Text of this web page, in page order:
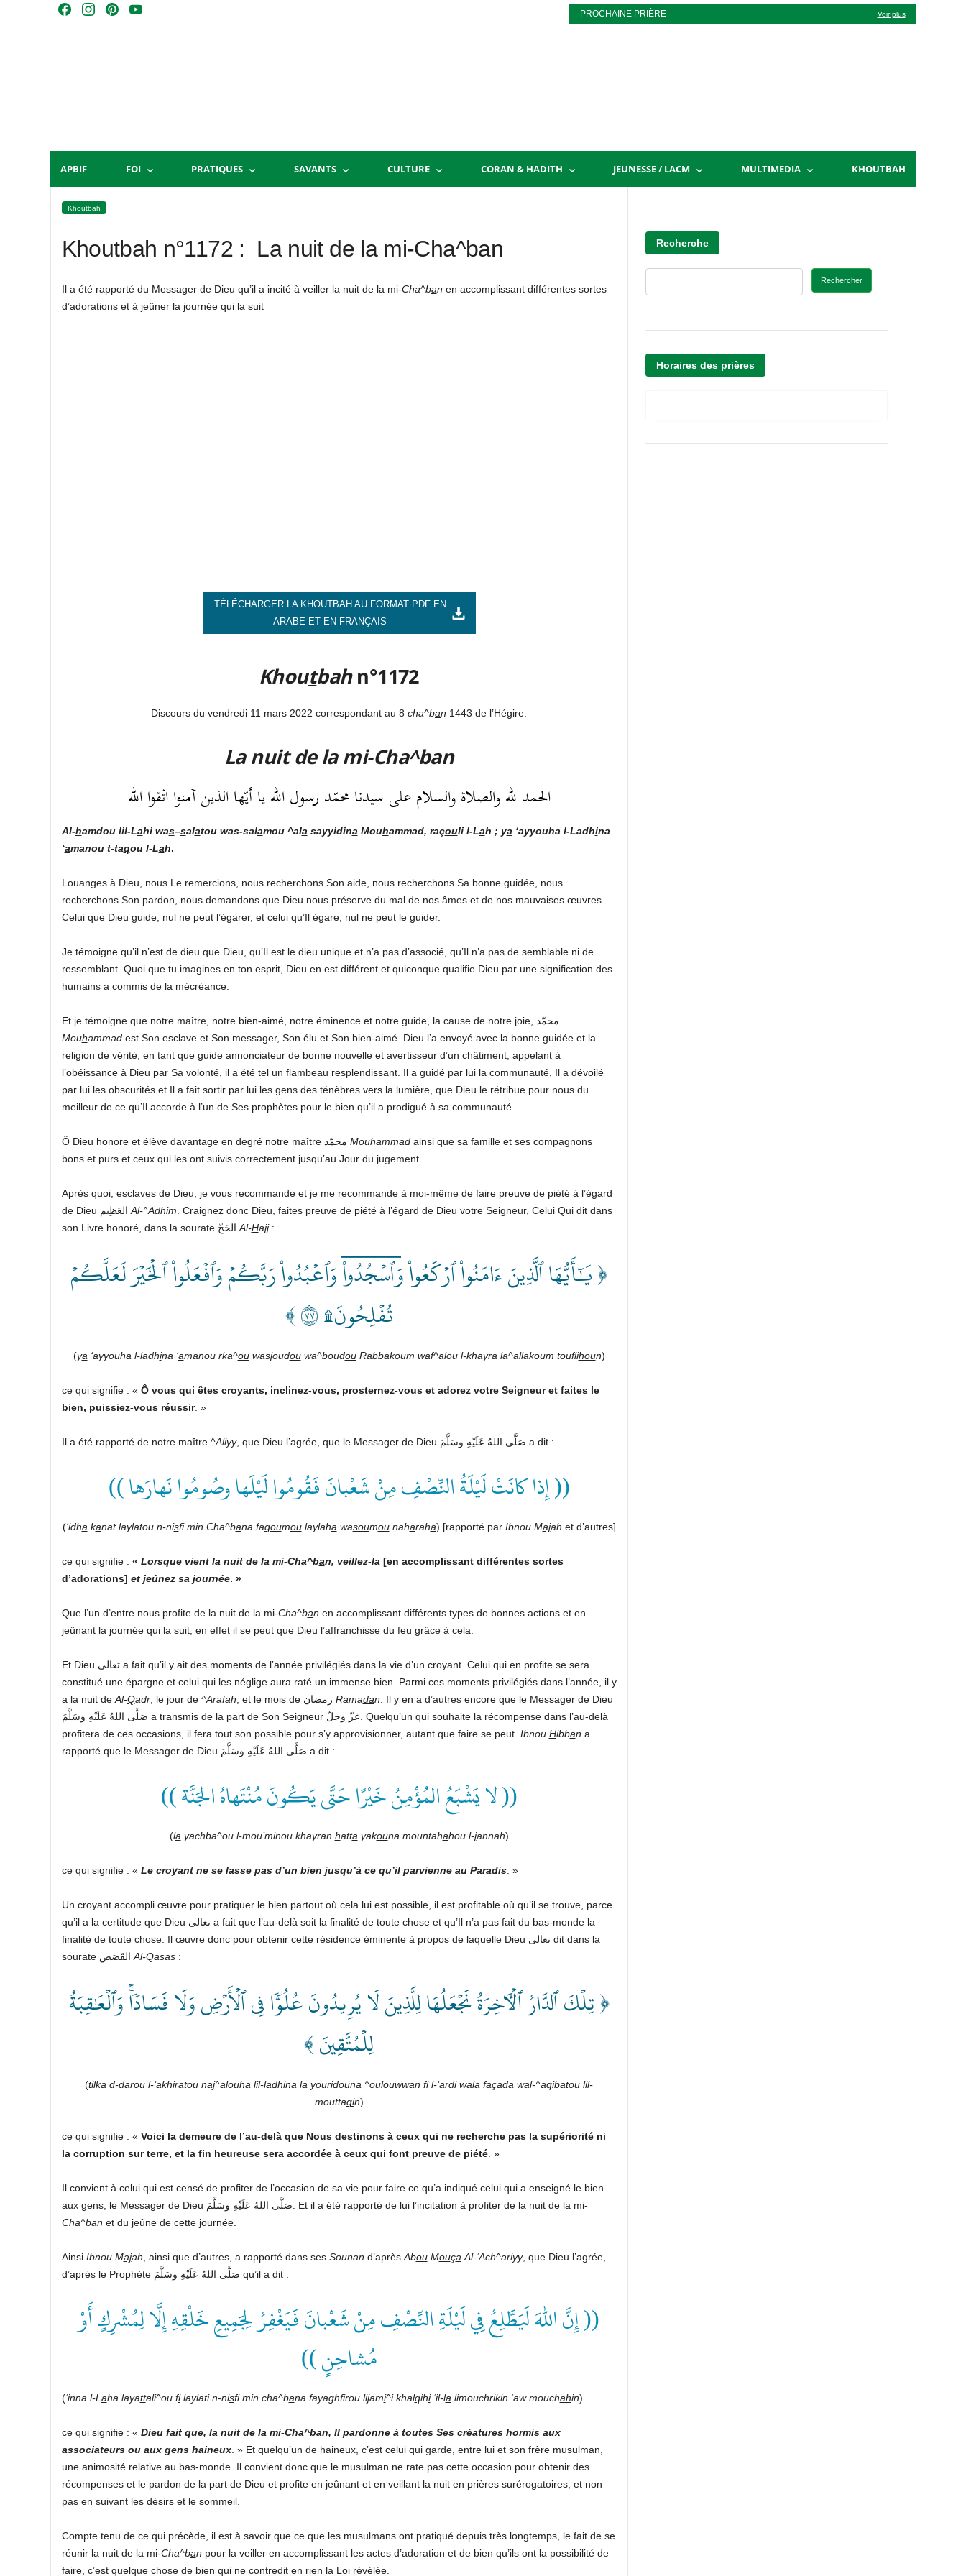
Skip
m
t
Y
PROCHAINE PRIÈRE Voir plus
APBIF FOI PRATIQUES SAVANTS CULTURE CORAN & HADITH JEUNESSE / LACM MULTIMEDIA KHOUTBAH
Khoutbah
Khoutbah n°1172 : La nuit de la mi-Cha^ban
Il a été rapporté du Messager de Dieu qu’il a incité à veiller la nuit de la mi-Cha^ban en accomplissant différentes sortes
d’adorations et à jeûner la journée qui la suit
TÉLÉCHARGER LA KHOUTBAH AU FORMAT PDF EN
ARABE ET EN FRANÇAIS
Khoutbahn°1172
Discours du vendredi 11 mars 2022 correspondant au 8 cha^ban 1443 de l’Hégire.
La nuit de la mi-Cha^ban
الحمد لله والصلاة والسلام على سيدنا محمّد رسول الله يا أيّها الذين آمنوا اتّقوا الله
Al-hamdou lil-Lahi was–salatou was-salamou ^ala sayyidina Mouhammad, raçouli l-Lah ; ya ‘ayyouha l-Ladhina
‘amanou t-taqou l-Lah.
Louanges à Dieu, nous Le remercions, nous recherchons Son aide, nous recherchons Sa bonne guidée, nous
recherchons Son pardon, nous demandons que Dieu nous préserve du mal de nos âmes et de nos mauvaises œuvres.
Celui que Dieu guide, nul ne peut l’égarer, et celui qu’Il égare, nul ne peut le guider.
Je témoigne qu’il n’est de dieu que Dieu, qu’Il est le dieu unique et n’a pas d’associé, qu’Il n’a pas de semblable ni de
ressemblant. Quoi que tu imagines en ton esprit, Dieu en est différent et quiconque qualifie Dieu par une signification des
humains a commis de la mécréance.
Et je témoigne que notre maître, notre bien-aimé, notre éminence et notre guide, la cause de notre joie, محمّد
Mouhammadest Son esclave et Son messager, Son élu et Son bien-aimé. Dieu l’a envoyé avec la bonne guidée et la
religion de vérité, en tant que guide annonciateur de bonne nouvelle et avertisseur d’un châtiment, appelant à
l’obéissance à Dieu par Sa volonté, il a été tel un flambeau resplendissant. Il a guidé par lui la communauté, Il a dévoilé
par lui les obscurités et Il a fait sortir par lui les gens des ténèbres vers la lumière, que Dieu le rétribue pour nous du
meilleur de ce qu’Il accorde à l’un de Ses prophètes pour le bien qu’il a prodigué à sa communauté.
Mouhammadainsi que sa famille et ses compagnons
bons et purs et ceux qui les ont suivis correctement jusqu’au Jour du jugement.
Après quoi, esclaves de Dieu, je vous recommande et je me recommande à moi-même de faire preuve de piété à l’égard
Al-^Adhim . Craignez donc Dieu, faites preuve de piété à l’égard de Dieu votre Seigneur, Celui Qui dit dans
son Livre honoré, dans la sourate الحَجّ Al-Hajj:
﴿ يَٰٓأَيُّهَا ٱلَّذِينَ ءَامَنُواْ ٱرۡكَعُواْ وَٱسۡجُدُواْۤ وَٱعۡبُدُواْ رَبَّكُمۡ وَٱفۡعَلُواْ ٱلۡخَيۡرَ لَعَلَّكُمۡ
تُفۡلِحُونَ۩ ٧٧ ﴾
(ya ‘ayyouha l-ladhina ‘amanou rka^ouwasjoudouwa^boudouRabbakoum waf^alou l-khayra la^allakoum touflihoun)
ce qui signifie : « Ô vous qui êtes croyants, inclinez-vous, prosternez-vous et adorez votre Seigneur et faites le
bien, puissiez-vous réussir. »
Il a été rapporté de notre maître ^Aliyy , que Dieu l’agrée, que le Messager de Dieu صَلَّى اللهُ عَلَيْهِ وسَلَّمَ a dit :
(( إِذا كانَتْ لَيْلَةُ النِّصْفِ مِنْ شَعْبانَ فَقُومُوا لَيْلَها وصُومُوا نَهارَها ))
(‘idha kanat laylatou n-nisfi min Cha^bana faqoumoulaylaha wasoumounaharaha) [rapporté parIbnou Majah et d’autres]
ce qui signifie : « Lorsque vient la nuit de la mi-Cha^ban, veillez-la [en accomplissant différentes sortes
d’adorations] et jeûnez sa journée. »
Que l’un d’entre nous profite de la nuit de la mi-Cha^ban en accomplissant différents types de bonnes actions et en
jeûnant la journée qui la suit, en effet il se peut que Dieu l’affranchisse du feu grâce à cela.
Et Dieu تعالى a fait qu’il y ait des moments de l’année privilégiés dans la vie d’un croyant. Celui qui en profite se sera
constitué une épargne et celui qui les néglige aura raté un immense bien. Parmi ces moments privilégiés dans l’année, il y
a la nuit de Al-Qadr, le jour de ^Arafah Ramadan . Il y en a d’autres encore que le Messager de Dieu
صَلَّى اللهُ عَلَيْهِ وسَلَّمَ a transmis de la part de Son Seigneur عزّ وجلّ. Quelqu’un qui souhaite la récompense dans l’au-delà
profitera de ces occasions, il fera tout son possible pour s’y approvisionner, autant que faire se peut. Ibnou Hibban a
rapporté que le Messager de Dieu صَلَّى اللهُ عَلَيْهِ وسَلَّمَ a dit :
(( لا يَشْبَعُ المُؤْمِنُ خَيْرًا حَتَّى يَكُونَ مُنْتَهاهُ الجَنَّة ))
(la yachba^ou l-mou’minou khayran hatta yakouna mountahahou l-jannah)
ce qui signifie : « Le croyant ne se lasse pas d’un bien jusqu’à ce qu’il parvienne au Paradis. »
Un croyant accompli œuvre pour pratiquer le bien partout où cela lui est possible, il est profitable où qu’il se trouve, parce
qu’il a la certitude que Dieu تعالى a fait que l’au-delà soit la finalité de toute chose et qu’Il n’a pas fait du bas-monde la
finalité de toute chose. Il œuvre donc pour obtenir cette résidence éminente à propos de laquelle Dieu تعالى dit dans la
Al-Qasas:
﴿ تِلۡكَ ٱلدَّارُ ٱلۡأٓخِرَةُ نَجۡعَلُهَا لِلَّذِينَ لَا يُرِيدُونَ عُلُوّٗا فِي ٱلۡأَرۡضِ وَلَا فَسَادٗاۚ وَٱلۡعَٰقِبَةُ
لِلۡمُتَّقِينَ ﴾
(tilka d-darou l-‘akhiratou naj^alouha lil-ladhina la youridouna ^oulouwwan fi l-‘ardi wala façada wal-^aqibatou lil-
mouttaqin)
ce qui signifie : « Voici la demeure de l’au-delà que Nous destinons à ceux qui ne recherche pas la supériorité ni
la corruption sur terre, et la fin heureuse sera accordée à ceux qui font preuve de piété. »
Il convient à celui qui est censé de profiter de l’occasion de sa vie pour faire ce qu’a indiqué celui qui a enseigné le bien
aux gens, le Messager de Dieu صَلَّى اللهُ عَلَيْهِ وسَلَّمَ. Et il a été rapporté de lui l’incitation à profiter de la nuit de la mi-
Cha^ban et du jeûne de cette journée.
Ainsi Ibnou Majah , ainsi que d’autres, a rapporté dans ses Sounan d’après AbouMouça Al-‘Ach^ariyy, que Dieu l’agrée,
d’après le Prophète صَلَّى اللهُ عَلَيْهِ وسَلَّمَ qu’il a dit :
(( إِنَّ اللهَ لَيَطَّلِعُ فِي لَيْلَةِ النِّصْفِ مِنْ شَعْبانَ فَيَغْفِرُ لِجَمِيعِ خَلْقِهِ إِلَّا لِمُشْرِكٍ أَوْ
مُشاحِنٍ ))
(‘inna l-L aha layattali^ou filaylati n-nisfi min cha^bana fayaghfirou lijami^i khalqihi‘il-la limouchrikin ‘aw mouchahin)
ce qui signifie : « Dieu fait que, la nuit de la mi-Cha^ban, Il pardonne à toutes Ses créatures hormis aux
associateurs ou aux gens haineux. » Et quelqu’un de haineux, c’est celui qui garde, entre lui et son frère musulman,
une animosité relative au bas-monde. Il convient donc que le musulman ne rate pas cette occasion pour obtenir des
récompenses et le pardon de la part de Dieu et profite en jeûnant et en veillant la nuit en prières surérogatoires, et non
pas en suivant les désirs et le sommeil.
Compte tenu de ce qui précède, il est à savoir que ce que les musulmans ont pratiqué depuis très longtemps, le fait de se
réunir la nuit de la mi-Cha^ban pour la veiller en accomplissant les actes d’adoration et de bien qu’ils ont la possibilité de
faire, c’est quelque chose de bien qui ne contredit en rien la Loi révélée.
Recherche
Rechercher
Horaires des prières